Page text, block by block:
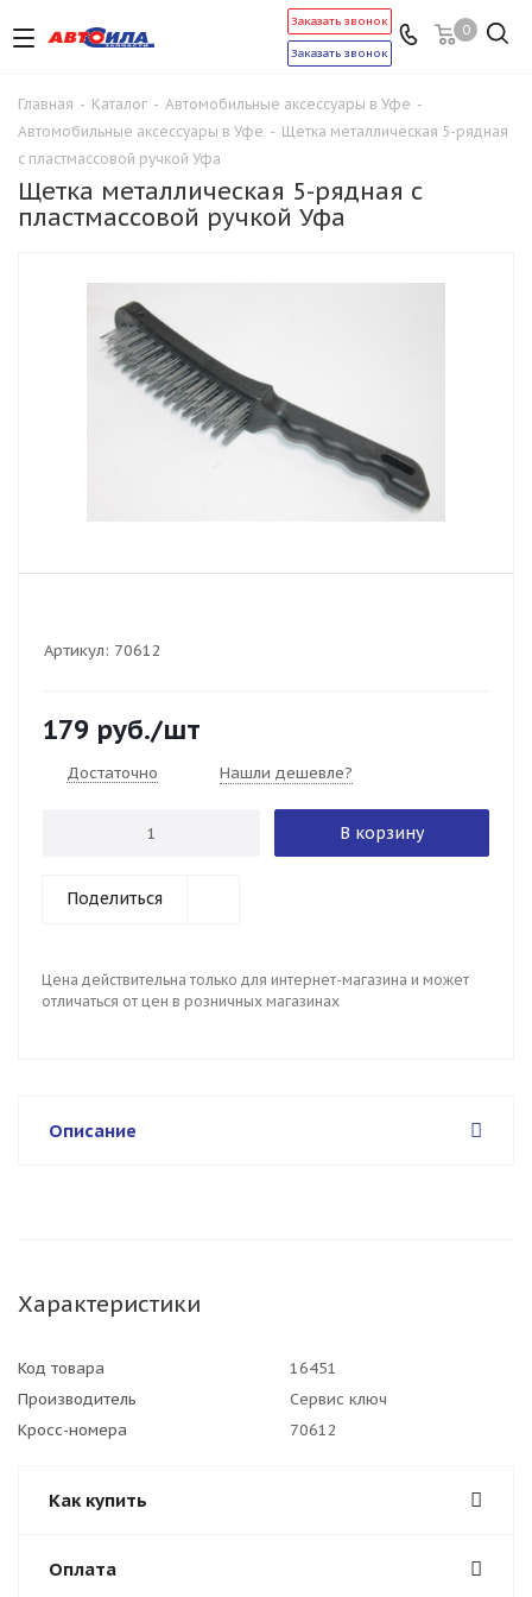
0
Заказать звонок
Заказать звонок
Главная - Каталог - Автомобильные аксессуары в Уфе -
Автомобильные аксессуары в Уфе - Щетка металлическая 5-рядная
с пластмассовой ручкой Уфа
Щетка металлическая 5-рядная с
пластмассовой ручкой Уфа
Артикул: 70612
179 руб./шт
Достаточно Нашли дешевле?
В корзину
Поделиться
Цена действительна только для интернет-магазина и может
отличаться от цен в розничных магазинах
Описание
Характеристики
Код товара
16451
Производитель
Сервис ключ
Кросс-номера
70612
Как купить
Оплата